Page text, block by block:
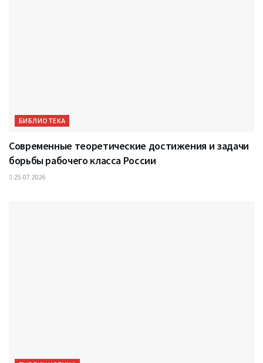
БИБЛИОТЕКА
Современные теоретические достижения и задачи
борьбы рабочего класса России
25.07.2026